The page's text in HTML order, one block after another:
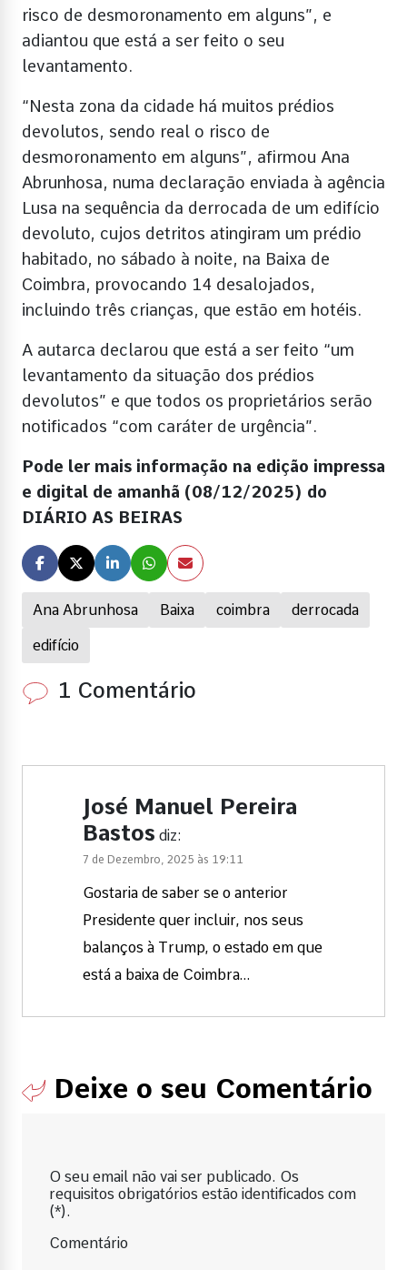
Ana Abrunhosa Baixa coimbra derrocada
edifício
risco de desmoronamento em alguns”, e
adiantou que está a ser feito o seu
levantamento.
“Nesta zona da cidade há muitos prédios
devolutos, sendo real o risco de
desmoronamento em alguns”, afirmou Ana
Abrunhosa, numa declaração enviada à agência
Lusa na sequência da derrocada de um edifício
devoluto, cujos detritos atingiram um prédio
habitado, no sábado à noite, na Baixa de
Coimbra, provocando 14 desalojados,
incluindo três crianças, que estão em hotéis.
A autarca declarou que está a ser feito “um
levantamento da situação dos prédios
devolutos” e que todos os proprietários serão
notificados “com caráter de urgência”.
Pode ler mais informação na edição impressa
e digital de amanhã (08/12/2025) do
DIÁRIO AS BEIRAS
1 Comentário
José Manuel Pereira
Bastos diz:
7 de Dezembro, 2025 às 19:11
Gostaria de saber se o anterior
Presidente quer incluir, nos seus
balanços à Trump, o estado em que
está a baixa de Coimbra…
Deixe o seu Comentário
O seu email não vai ser publicado. Os
requisitos obrigatórios estão identificados com
(*).
Comentário